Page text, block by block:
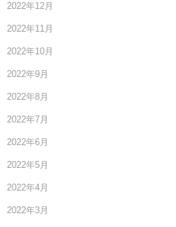
2022年12月
2022年11月
2022年10月
2022年9月
2022年8月
2022年7月
2022年6月
2022年5月
2022年4月
2022年3月